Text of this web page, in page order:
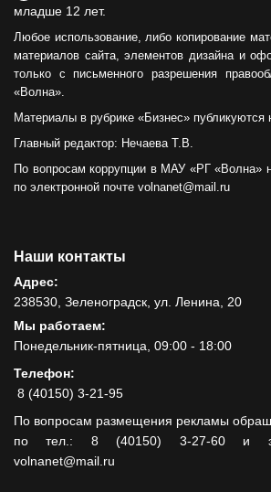
младше 12 лет.
Любое использование, либо копирование
материалов сайта, элементов дизайна и
только с письменного разрешения
«Волна».
Материалы в рубрике «Бизнес» публикуются
Главный редактор: Нечаева Т.В.
По вопросам коррупции в МАУ «РГ «Волна»
по электронной почте volnanet@mail.ru
Наши контакты
Адрес:
238530, Зеленоградск, ул. Ленина, 20
Мы работаем:
Понедельник-пятница, 09:00 - 18:00
Телефон:
8 (40150) 3-21-95
По вопросам размещения рекламы
по тел.: 8 (40150) 3-27-60 и
volnanet@mail.ru